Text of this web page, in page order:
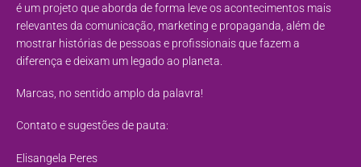
é um projeto que aborda de forma leve os acontecimentos mais
relevantes da comunicação, marketing e propaganda, além de
mostrar histórias de pessoas e profissionais que fazem a
diferença e deixam um legado ao planeta.
Marcas, no sentido amplo da palavra!
Contato e sugestões de pauta:
Elisangela Peres